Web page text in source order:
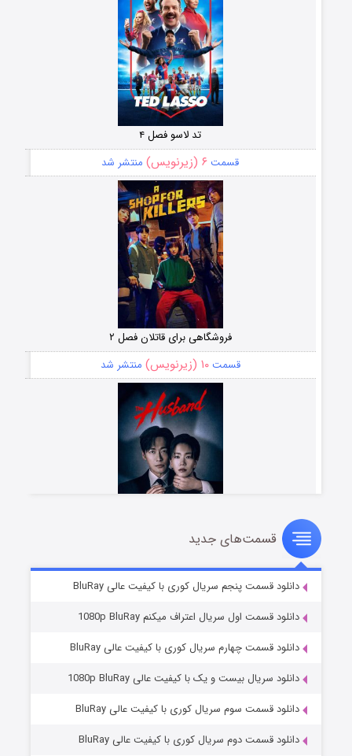
تد لاسو فصل ۴
قسمت ۶ (زیرنویس) منتشر شد
فروشگاهی برای قاتلان فصل ۲
قسمت۱۰ (زیرنویس) منتشر شد
قسمت۸ (زیرنویس) منتشر شد
عملیات آپارتمان
قسمت‌های جدید
دانلود قسمت پنجم سریال کوری با کیفیت عالی BluRay
دانلود قسمت اول سریال اعتراف میکنم 1080p BluRay
دانلود قسمت چهارم سریال کوری با کیفیت عالی BluRay
دانلود سریال بیست و یک با کیفیت عالی 1080p BluRay
دانلود قسمت سوم سریال کوری با کیفیت عالی BluRay
دانلود قسمت دوم سریال کوری با کیفیت عالی BluRay